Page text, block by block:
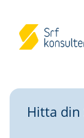
Hitta din